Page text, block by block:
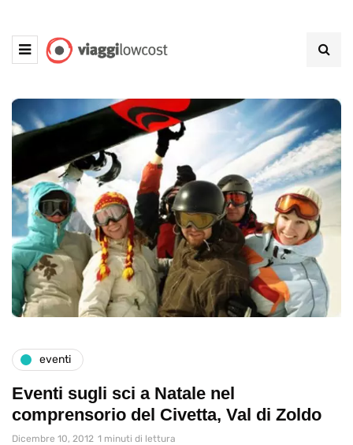
eventi
Eventi sugli sci a Natale nel
comprensorio del Civetta, Val di Zoldo
Dicembre 10, 2012 1 minuti di lettura